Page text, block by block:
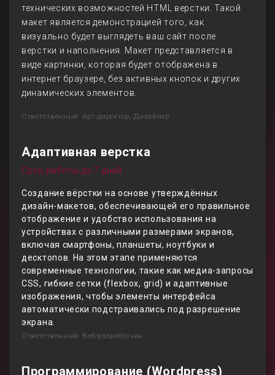
технических возможностей HTML верстки. Такой
макет является демонстрацией того, как
визуально будет выглядеть ваш сайт после
верстки и наполнения. Макет представляется в
виде картинки, которая будет отображена в
интернет браузере, без активных кнопок и других
динамических элементов.
Ответственный: Арт-директор, Дизайнер
Адаптивная верстка
Срок работы до 7 дней
Создание вёрстки на основе утверждённых
дизайн-макетов, обеспечивающей его правильное
отображение и удобство использования на
устройствах с различными размерами экранов,
включая смартфоны, планшеты, ноутбуки и
десктопов. На этом этапе применяются
современные технологии, такие как медиа-запросы
CSS, гибкие сетки (flexbox, grid) и адаптивные
изображения, чтобы элементы интерфейса
автоматически подстраивались под разрешение
экрана.
Ответственный: Веб-разработчик
Программирование (Wordpress)